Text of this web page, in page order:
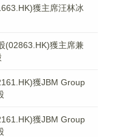
獲主席汪林冰
(02863.HK)獲主席兼
獲JBM Group
獲JBM Group